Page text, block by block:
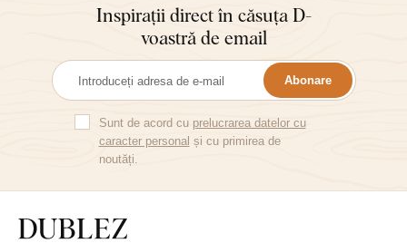
Inspirații direct în căsuța D-
voastră de email
Abonare
Sunt de acord cu prelucrarea datelor cu
caracter personal și cu primirea de
noutăți.